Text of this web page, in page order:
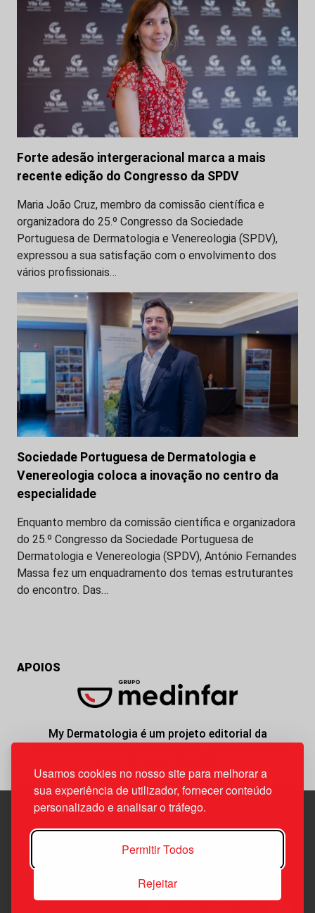
Usamos cookies no nosso site para melhorar a
sua experiência de utilizador, fornecer conteúdo
personalizado e analisar o tráfego.
Permitir Todos
Rejeitar
Forte adesão intergeracional marca a mais
recente edição do Congresso da SPDV
Maria João Cruz, membro da comissão científica e
organizadora do 25.º Congresso da Sociedade
Portuguesa de Dermatologia e Venereologia (SPDV),
expressou a sua satisfação com o envolvimento dos
vários profissionais…
Sociedade Portuguesa de Dermatologia e
Venereologia coloca a inovação no centro da
especialidade
Enquanto membro da comissão científica e organizadora
do 25.º Congresso da Sociedade Portuguesa de
Dermatologia e Venereologia (SPDV), António Fernandes
Massa fez um enquadramento dos temas estruturantes
do encontro. Das…
APOIOS
My Dermatologia é um projeto editorial da
responsabilidade da News Farma, possível com o
Edif. Lisboa Oriente | Av. Infante D. Henrique, n.º 333H, esc.
1800-282 Lisboa | Portugal